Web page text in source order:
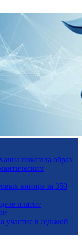
показала образ
винира за 350
платит
участие в седьмой